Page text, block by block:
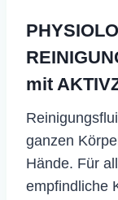
mit
ganzen
Hände. Für
empfindliche